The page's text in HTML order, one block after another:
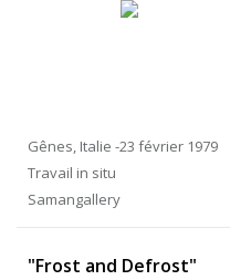
Gênes, Italie -23 février 1979
Travail in situ
Samangallery
"Frost and Defrost"